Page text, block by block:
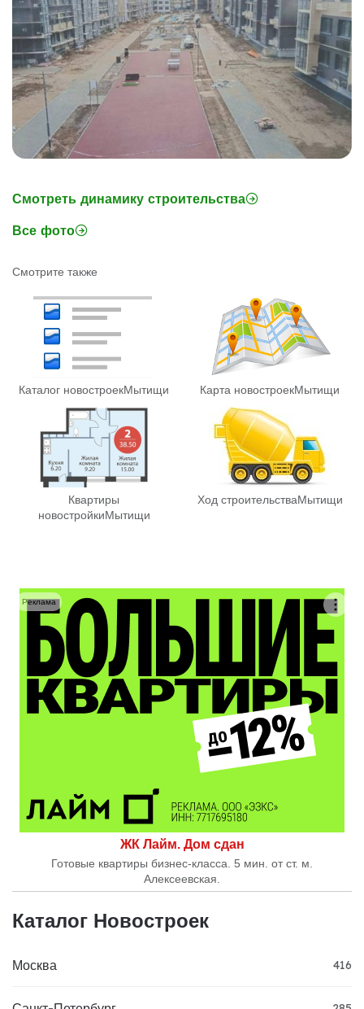
Смотреть динамику строительства
Все фото
Смотрите также
Каталог новостроекМытищи Карта новостроекМытищи
Квартиры
новостройкиМытищи
Ход строительстваМытищи
ЖК Лайм. Дом сдан
Готовые квартиры бизнес-класса. 5 мин. от ст. м.
Алексеевская.
Реклама
Каталог Новостроек
Москва 416